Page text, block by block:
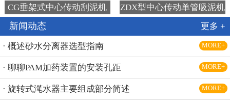
CG垂架式中心传动刮泥机 ZDX型中心传动单管吸泥机
新闻动态 更多 +
· 概述砂水分离器选型指南 MORE+
· 聊聊PAM加药装置的安装孔距 MORE+
· 旋转式滗水器主要组成部分简述 MORE+